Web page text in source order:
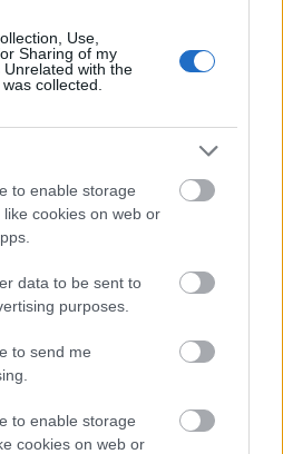
Use,
Sharing of my
with the
collected.
to enable storage
cookies on web or
data to be sent to
purposes.
to send me
to enable storage
cookies on web or